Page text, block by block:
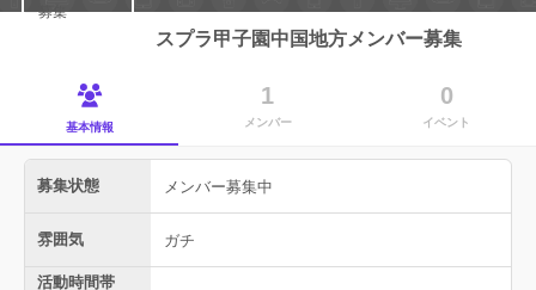
スプラ甲子園中国地方メンバー募集
基本情報
1
メンバー
0
イベント
募集状態 メンバー募集中
雰囲気 ガチ
活動時間帯